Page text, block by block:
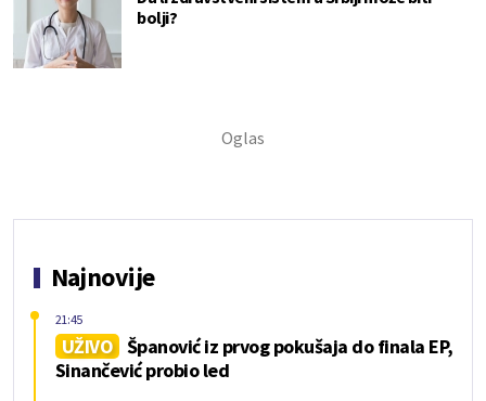
bolji?
Najnovije
UŽIVO Španović iz prvog pokušaja do finala EP,
Sinančević probio led
21:45